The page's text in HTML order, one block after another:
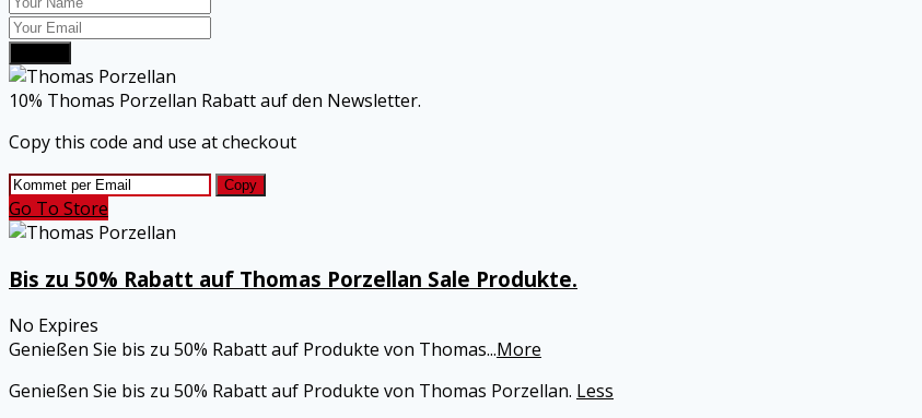
10% Thomas Porzellan Rabatt auf den Newsletter.
Copy this code and use at checkout
Copy
Go To Store
Bis zu 50% Rabatt auf Thomas Porzellan Sale Produkte.
No Expires
Genießen Sie bis zu 50% Rabatt auf Produkte von Thomas...More
Genießen Sie bis zu 50% Rabatt auf Produkte von Thomas Porzellan. Less